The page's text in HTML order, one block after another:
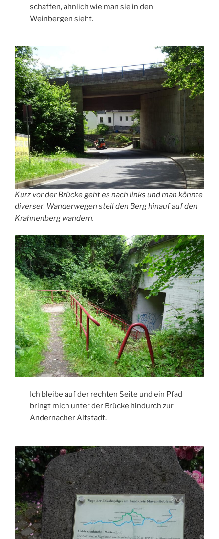
schaffen, ahnlich wie man sie in den
Weinbergen sieht.
Kurz vor der Brücke geht es nach links und man könnte
diversen Wanderwegen steil den Berg hinauf auf den
Krahnenberg wandern.
Ich bleibe auf der rechten Seite und ein Pfad
bringt mich unter der Brücke hindurch zur
Andernacher Altstadt.